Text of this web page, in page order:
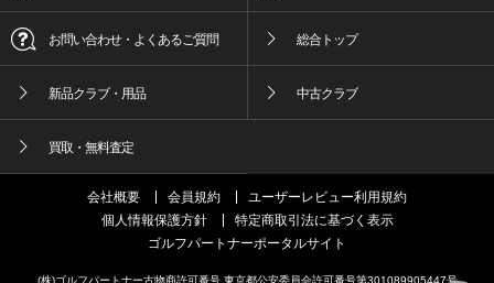
お問い合わせ・よくあるご質問 総合トップ
新品クラブ・用品 中古クラブ
買取・無料査定
会社概要 会員規約
ユーザーレビュー利用規約
個人情報保護方針
特定商取引法に基づく表示
ゴルフパートナーポータルサイト
(株)ゴルフパートナー古物商許可番号 東京都公安委員会許可番号第301089905447号